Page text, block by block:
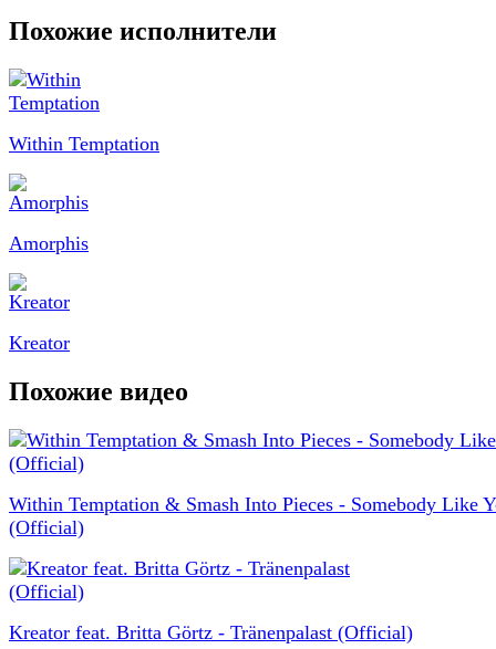
Похожие исполнители
Within Temptation
Amorphis
Kreator
Похожие видео
Within Temptation & Smash Into Pieces - Somebody Like
(Official)
Kreator feat. Britta Görtz - Tränenpalast (Official)